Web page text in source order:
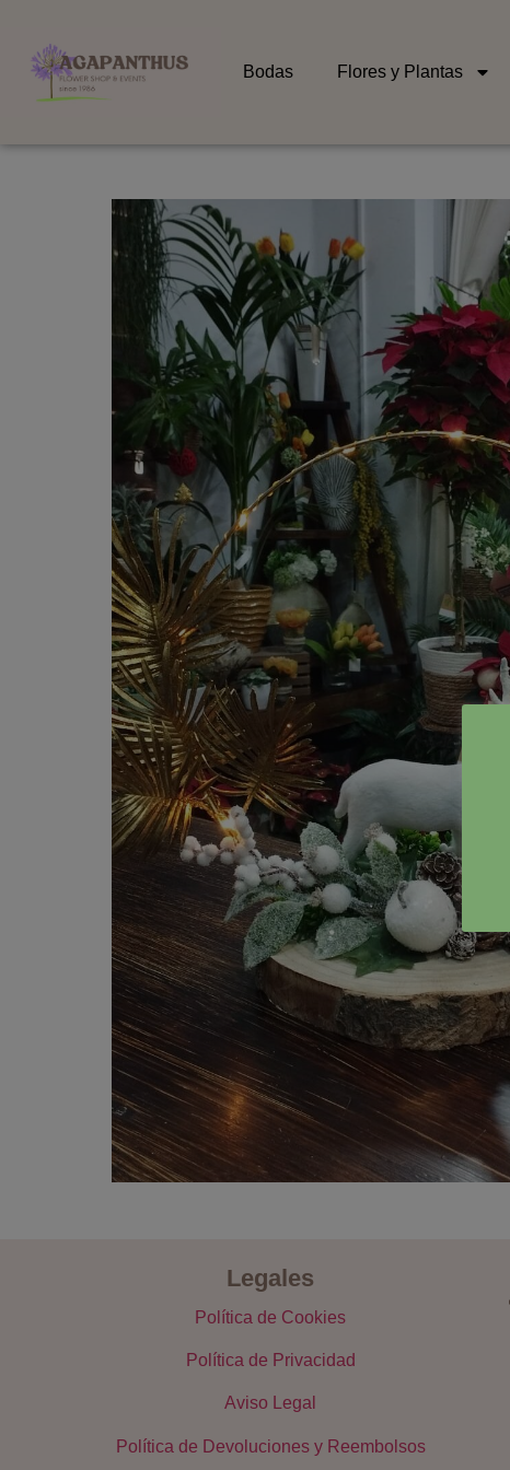
Bodas Flores y Plantas
Legales
Política de Cookies
Política de Privacidad
Aviso Legal
Política de Devoluciones y Reembolsos